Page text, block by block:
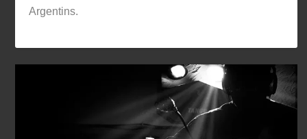
Argentins.